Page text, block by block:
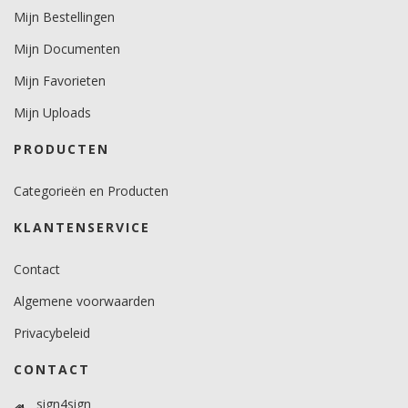
per losse strekkende meter.
carwrapfolie.
kenmerk belijming
kanaaltjes.
Ondergrond
100-140 mu.
Kleefkracht (N/25mm)
15.
Rugpapier
Mijn Bestellingen
Mijn Documenten
Mijn Favorieten
Mijn Uploads
PRODUCTEN
Categorieën en Producten
KLANTENSERVICE
Contact
Algemene voorwaarden
Privacybeleid
CONTACT
sign4sign